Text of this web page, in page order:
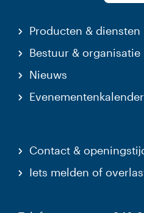
Producten & diensten
Bestuur & organisatie
Nieuws
Evenementenkalender
Contact &
Iets melden of